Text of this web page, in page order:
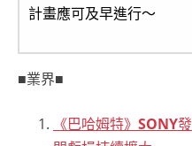
計畫應可及早進行～
■業界■
《巴哈姆特》 SONY